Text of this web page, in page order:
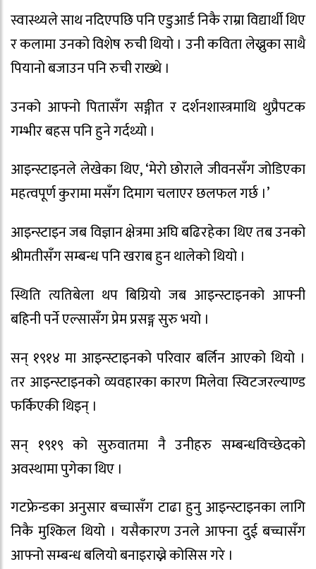
स्वास्थ्यले साथ नदिएपछि पनि एडुआर्ड निकै राम्रा विद्यार्थी थिए
र कलामा उनको विशेष रुची थियो । उनी कविता लेख्नुका साथै
पियानो बजाउन पनि रुची राख्थे ।
उनको आफ्नो पितासँग सङ्गीत र दर्शनशास्त्रमाथि थुप्रैपटक
गम्भीर बहस पनि हुने गर्दथ्यो ।
आइन्स्टाइनले लेखेका थिए, ‘मेरो छोराले जीवनसँग जोडिएका
महत्वपूर्ण कुरामा मसँग दिमाग चलाएर छलफल गर्छ ।’
आइन्स्टाइन जब विज्ञान क्षेत्रमा अघि बढिरहेका थिए तब उनको
श्रीमतीसँग सम्बन्ध पनि खराब हुन थालेको थियो ।
स्थिति त्यतिबेला थप बिग्रियो जब आइन्स्टाइनको आफ्नी
बहिनी पर्ने एल्सासँग प्रेम प्रसङ्ग सुरु भयो ।
सन् १९१४ मा आइन्स्टाइनको परिवार बर्लिन आएको थियो ।
तर आइन्स्टाइनको व्यवहारका कारण मिलेवा स्विटजरल्याण्ड
फर्किएकी थिइन् ।
सन् १९१९ को सुरुवातमा नै उनीहरु सम्बन्धविच्छेदको
अवस्थामा पुगेका थिए ।
गटफ्रेन्डका अनुसार बच्चासँग टाढा हुनु आइन्स्टाइनका लागि
निकै मुश्किल थियो । यसैकारण उनले आफ्ना दुई बच्चासँग
आफ्नो सम्बन्ध बलियो बनाइराख्ने कोसिस गरे ।